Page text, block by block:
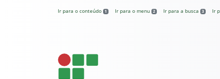
Ir para o conteúdo 1 Ir para o menu 2 Ir para a busca 3 Ir
IFSertãoPE